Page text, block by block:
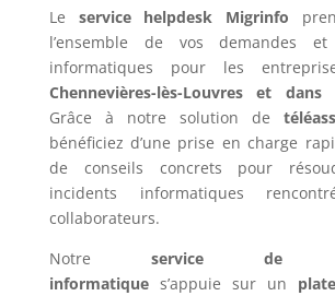
Le service helpdesk Migrinfo
l’ensemble de vos demandes et
informatiques pour les
Chennevières-lès-Louvres et dans
Grâce à notre solution de
bénéficiez d’une prise en charge
de conseils concrets pour
incidents informatiques
collaborateurs.
Notre service de
informatiques’appuie sur un